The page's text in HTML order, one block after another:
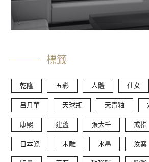
標籤
乾隆 五彩 人體 仕女
呂月華 天球瓶 天青釉
康熙 建盞 張大千 戒指
日本瓷 木雕 水墨 汝窯